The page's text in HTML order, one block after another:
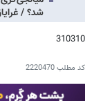
شد؟ /
310310
کد مطلب2220470